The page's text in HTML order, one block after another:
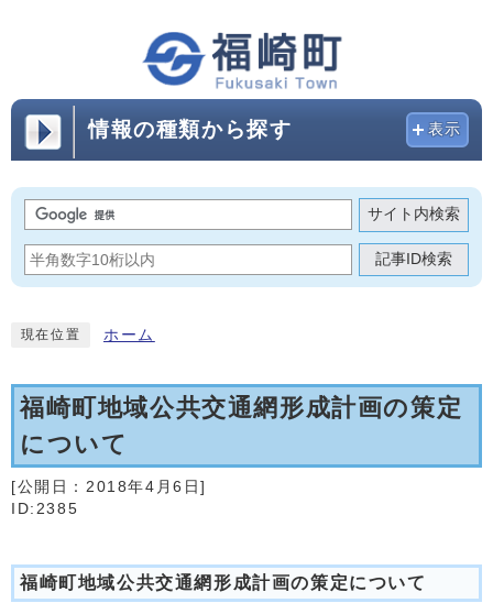
情報の種類から探す 表示
サイト内検索
記事ID検索
現在位置 ホーム
福崎町地域公共交通網形成計画の策定
について
[公開日： 2018年4月6日]
ID:2385
福崎町地域公共交通網形成計画の策定について